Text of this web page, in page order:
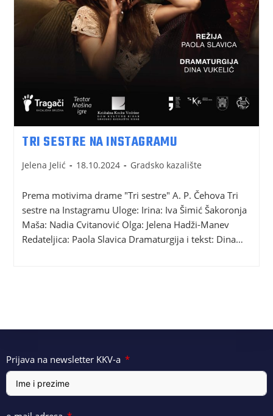
TRI SESTRE NA INSTAGRAMU
Jelena Jelić 18.10.2024 Gradsko kazalište
Prema motivima drame "Tri sestre" A. P. Čehova Tri
sestre na Instagramu Uloge: Irina: Iva Šimić Šakoronja
Maša: Nadia Cvitanović Olga: Jelena Hadži-Manev
Redateljica: Paola Slavica Dramaturgĳa i tekst: Dina…
Prijava na newsletter KKV-a